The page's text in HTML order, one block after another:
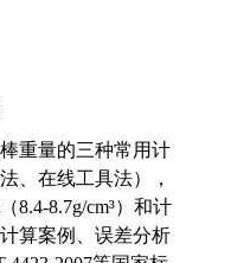
重量的三种常用计
、在线工具法），
8.4-8.7g/cm³）和计
算案例、误差分析